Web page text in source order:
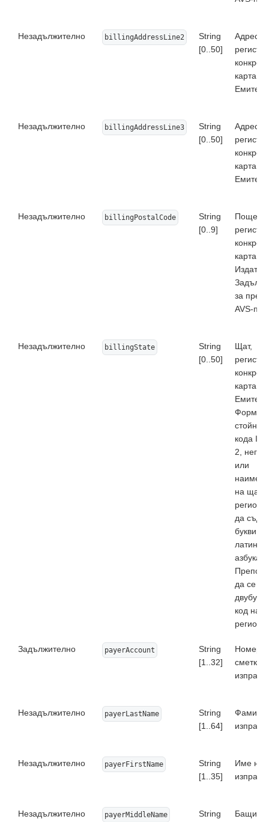
Незадължително billingAddressLine2
String
[0..50]
Адрес,
карта в
Незадължително billingAddressLine3
String
[0..50]
Адрес,
карта в
Незадължително billingPostalCode
String
[0..9]
карта в
Издател.
за
AVS-
Незадължително billingState
String
[0..50]
Щат,
карта в
Емитент.
кода
2,
или
на щата/
да
букви
азбука.
да се
код на
региона.
Задължително payerAccount
String
[1..32]
Номер
Незадължително payerLastName
String
[1..64]
Незадължително payerFirstName
String
[1..35]
Име на
Незадължително payerMiddleName
String
Бащино